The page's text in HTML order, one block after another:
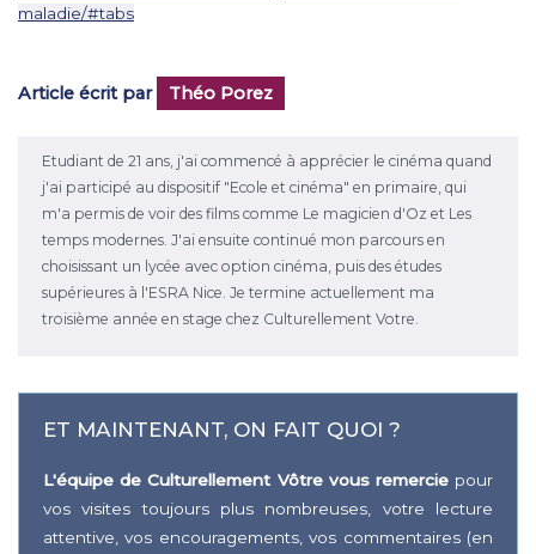
maladie/#tabs
Article écrit par Théo Porez
Etudiant de 21 ans, j'ai commencé à apprécier le cinéma quand
j'ai participé au dispositif "Ecole et cinéma" en primaire, qui
m'a permis de voir des films comme Le magicien d'Oz et Les
temps modernes. J'ai ensuite continué mon parcours en
choisissant un lycée avec option cinéma, puis des études
supérieures à l'ESRA Nice. Je termine actuellement ma
troisième année en stage chez Culturellement Votre.
ET MAINTENANT, ON FAIT QUOI ?
L'équipe de Culturellement Vôtre vous remerciepour
vos visites toujours plus nombreuses, votre lecture
attentive, vos encouragements, vos commentaires (en